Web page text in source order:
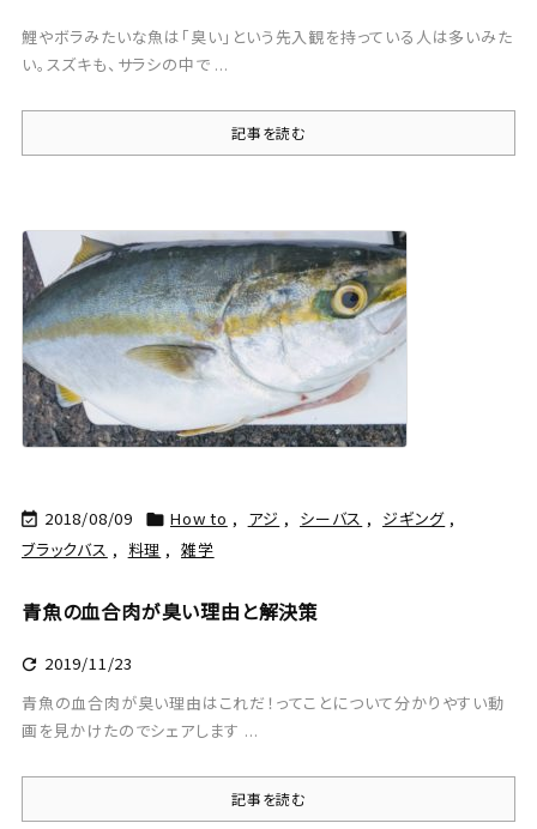
鯉やボラみたいな魚は「臭い」という先入観を持っている人は多いみた
い。スズキも、サラシの中で ...
記事を読む
 2018/08/09  How to , アジ , シーバス , ジギング ,
ブラックバス , 料理 , 雑学
青魚の血合肉が臭い理由と解決策
 2019/11/23
青魚の血合肉が臭い理由はこれだ！ってことについて分かりやすい動
画を見かけたのでシェアします ...
記事を読む